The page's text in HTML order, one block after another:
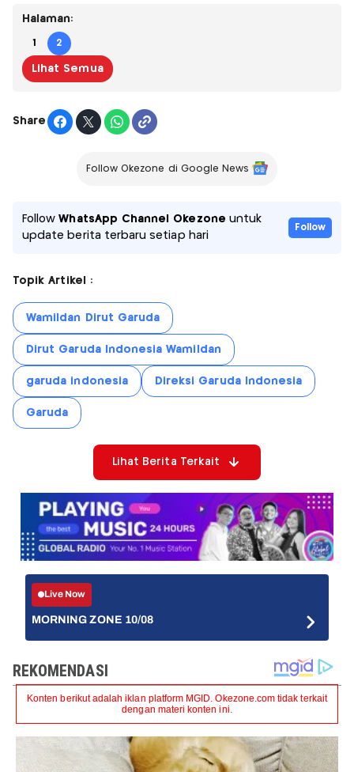
Halaman:
1 2
Lihat Semua
Share
Follow Okezone di Google News
FollowWhatsApp Channel Okezone untuk
update berita terbaru setiap hari
Follow
Topik Artikel :
Wamildan Dirut Garuda
Dirut Garuda Indonesia Wamildan
garuda indonesia Direksi Garuda Indonesia
Garuda
Lihat Berita Terkait
Live Now
MORNING ZONE 10/08